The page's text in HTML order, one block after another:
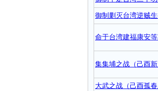
御制剿灭台湾逆贼
命于台湾建福康安
集集埔之战（己酉新
大武之战（己酉孤春